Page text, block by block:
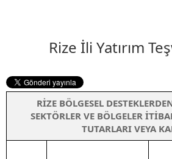
Rize İli Yatırım
RİZE BÖLGESEL
SEKTÖRLER VE BÖLGELER
TUTARLARI VEYA